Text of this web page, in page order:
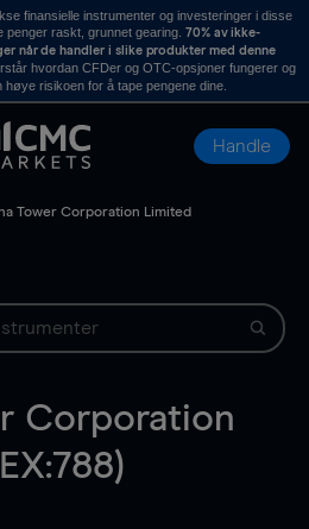
finansielle instrumenter og investeringer i disse
raskt, grunnet gearing. 70% av ikke-
når de handler i slike produkter med denne
hvordan CFDer og OTC-opsjoner fungerer og
høye risikoen for å tape pengene dine.
Handle
Tower Corporation Limited
Corporation